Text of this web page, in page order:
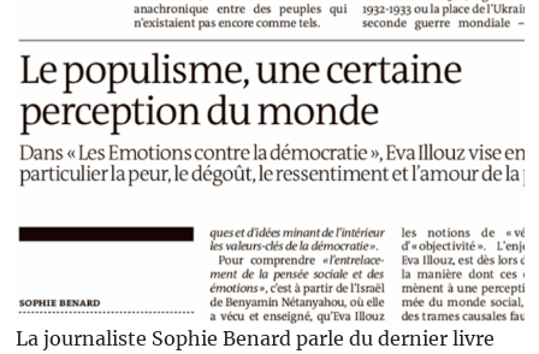
La journaliste Sophie Benard parle du dernier livre